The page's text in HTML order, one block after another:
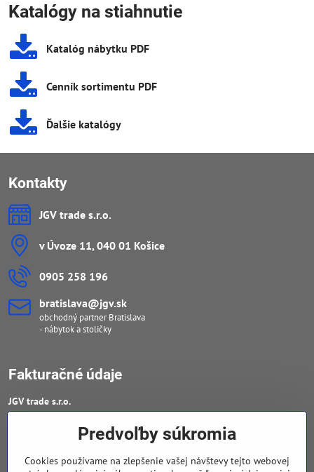
Katalógy na stiahnutie
Katalóg nábytku PDF
Cenník sortimentu PDF
Ďalšie katalógy
Kontakty
JGV trade s​.r​.o​.
v Úvoze 11, 040 01 Košice
0905 258 196
bratislava​@jgv​.sk
obchodný partner Bratislava
- nábytok a stoličky
Fakturačné údaje
JGV trade s​.r​.o​.
DIČ : 20223652906
IČ DPH : SK 2023652906
Predvoľby súkromia
Cookies používame na zlepšenie vašej návštevy tejto webovej